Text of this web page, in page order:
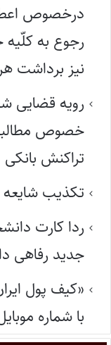
درخصوص
رجوع به
نیز برداشت
رویه قضایی
خصوص
تراکنش بانکی
تکذیب شایعه
ردا کارت
جدید رفاهی
«کیف پول
با شماره